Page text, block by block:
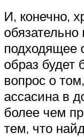
И, конечно,
подходящее
образ будет
вопрос о
ассасина в
более чем
тем, что